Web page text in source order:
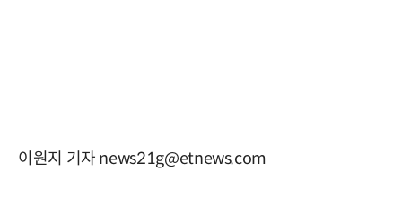
이원지 기자 news21g@etnews.com